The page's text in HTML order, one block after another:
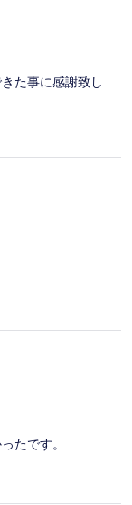
た事に感謝致し
たです。